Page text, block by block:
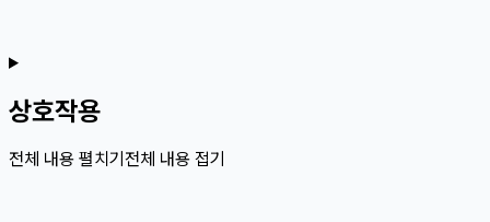
상호작용
전체 내용 펼치기전체 내용 접기